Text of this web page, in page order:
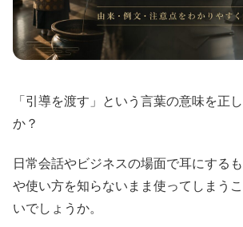
「引導を渡す」という言葉の意味を正
か？
日常会話やビジネスの場面で耳にする
や使い方を知らないまま使ってしまう
いでしょうか。